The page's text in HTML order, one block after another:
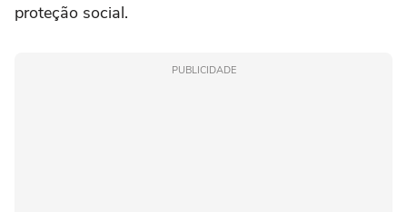
proteção social.
PUBLICIDADE